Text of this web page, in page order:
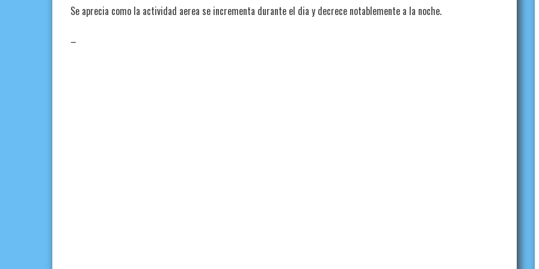
Se aprecia como la actividad aerea se incrementa durante el dia y decrece notablemente a la noche.
–